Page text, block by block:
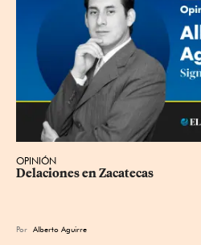
OPINIÓN
Delaciones en Zacatecas
Por Alberto Aguirre